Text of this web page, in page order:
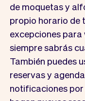
de moquetas y
propio horario de
excepciones
siempre sabrás
También puedes
reservas y
notificaciones